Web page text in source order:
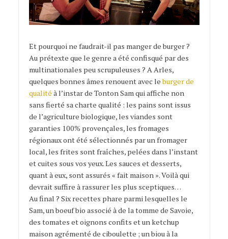
Et pourquoi ne faudrait-il pas manger de burger ?
Au prétexte que le genre a été confisqué par des
multinationales peu scrupuleuses ? A Arles,
quelques bonnes âmes renouent avec leburger de
qualité à l’instar de Tonton Sam qui affiche non
sans fierté sa charte qualité : les pains sont issus
de l’agriculture biologique, les viandes sont
garanties 100% provençales, les fromages
régionaux ont été sélectionnés par un fromager
local, les frites sont fraîches, pelées dans l’instant
et cuites sous vos yeux. Les sauces et desserts,
quant à eux, sont assurés « fait maison ». Voilà qui
devrait suffire à rassurer les plus sceptiques…
Au final ? Six recettes phare parmi lesquelles le
Sam, un boeuf bio associé à de la tomme de Savoie,
des tomates et oignons confits et un ketchup
maison agrémenté de ciboulette ; un biou à la